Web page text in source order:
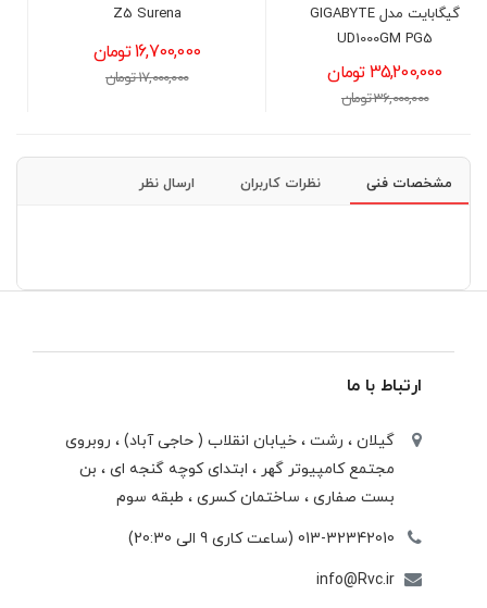
Z5 Surena
17,000,000 تومان 16,900,000 تومان
مشخصات فنی نظرات کاربران ارسال نظر
ارتباط با ما
گیلان ، رشت ، خيابان انقلاب ( حاجی آباد) ، روبروی
مجتمع كامپيوتر گهر ، ابتدای كوچه گنجه ای ، بن
بست صفاری ، ساختمان كسری ، طبقه سوم
013-32342010 (ساعت کاری 9 الی 20:30)
info@Rvc.ir